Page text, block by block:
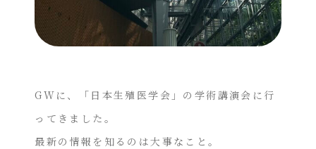
GWに、「日本生殖医学会」の学術講演会に行
ってきました。
最新の情報を知るのは大事なこと。